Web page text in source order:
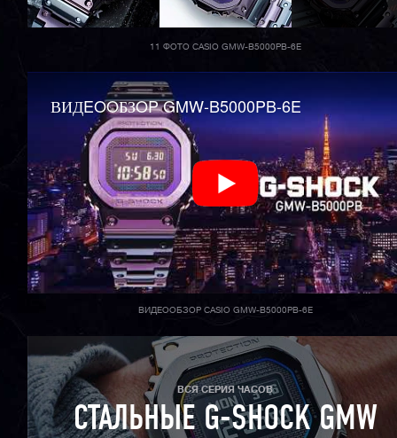
11 ФОТО CASIO GMW-B5000PB-6E
ВИДEOOБЗOP GMW-B5000PB-6E
ВИДЕООБЗОР CASIO GMW-B5000PB-6E
ВСЯ СЕРИЯ ЧАСОВ
СТАЛЬНЫЕ G-SHOCK GMW